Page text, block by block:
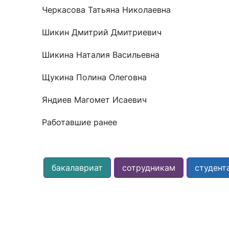
Черкасова Татьяна Николаевна
Шикин Дмитрий Дмитриевич
Шикина Наталия Васильевна
Щукина Полина Олеговна
Яндиев Магомет Исаевич
Работавшие ранее
бакалавриат сотрудникам